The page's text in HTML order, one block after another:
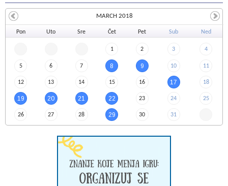
Pon Uto Sre Čet Pet Sub Ned
1 2 3 4
5 6 7 8 9 10 11
12 13 14 15 16 17 18
19 20 21 22 23 24 25
26 27 28 29 30 31
MARCH 2018